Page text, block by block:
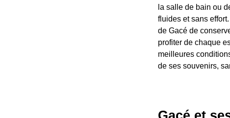
la salle de bain ou
fluides et sans
de Gacé de
profiter de chaque
meilleures
de ses souvenirs,